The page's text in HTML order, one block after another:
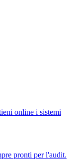
online i sistemi
pronti per l'audit.